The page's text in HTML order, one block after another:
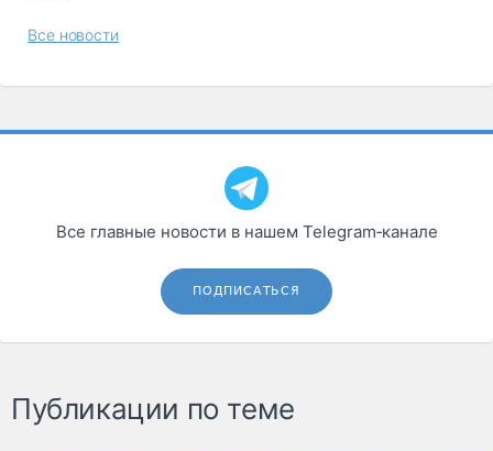
Все новости
Все главные новости в нашем Telegram‑канале
ПОДПИСАТЬСЯ
Публикации по теме